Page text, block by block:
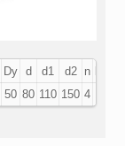
Dy d d1 d2 n
50 80 110 150 4